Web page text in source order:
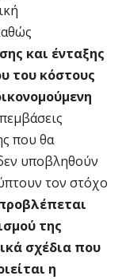
και ένταξης
του κόστους
που θα
υποβληθούν
τον στόχο
της
σχέδια που
η